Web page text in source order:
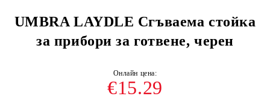
UMBRA LAYDLE Сгъваема стойка
за прибори за готвене, черен
€15.29